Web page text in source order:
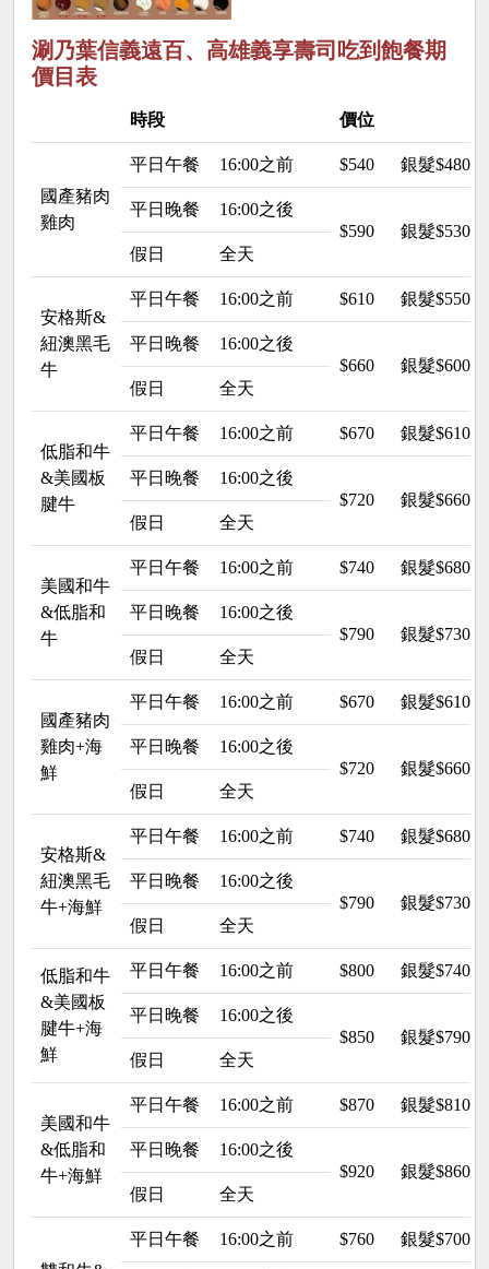
涮乃葉信義遠百、高雄義享壽司吃到飽餐期
價目表
時段 價位
國產豬肉
雞肉
平日午餐 16:00之前 $540 銀髮
平日晚餐
16:00之後
$590
銀髮
假日
全天
安格斯&
紐澳黑毛
牛
平日午餐 16:00之前 $610 銀髮
平日晚餐
16:00之後
$660
銀髮
假日
全天
低脂和牛
&美國板
腱牛
平日午餐 16:00之前 $670 銀髮
平日晚餐
16:00之後
$720
銀髮
假日
全天
美國和牛
&低脂和
牛
平日午餐 16:00之前 $740 銀髮
平日晚餐
16:00之後
$790
銀髮
假日
全天
國產豬肉
雞肉+海
鮮
平日午餐 16:00之前 $670 銀髮
平日晚餐
16:00之後
$720
銀髮
假日
全天
安格斯&
紐澳黑毛
牛+海鮮
平日午餐 16:00之前 $740 銀髮
平日晚餐
16:00之後
$790
銀髮
假日
全天
低脂和牛
&美國板
腱牛+海
鮮
平日午餐 16:00之前 $800 銀髮
平日晚餐
16:00之後
$850
銀髮
假日
全天
美國和牛
&低脂和
牛+海鮮
平日午餐 16:00之前 $870 銀髮
平日晚餐
16:00之後
$920
銀髮
假日
全天
平日午餐 16:00之前 $760 銀髮